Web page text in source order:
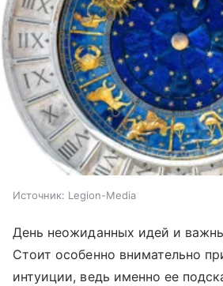
Источник: Legion-Media
День неожиданных идей и
Стоит особенно внимательно
интуиции, ведь именно ее